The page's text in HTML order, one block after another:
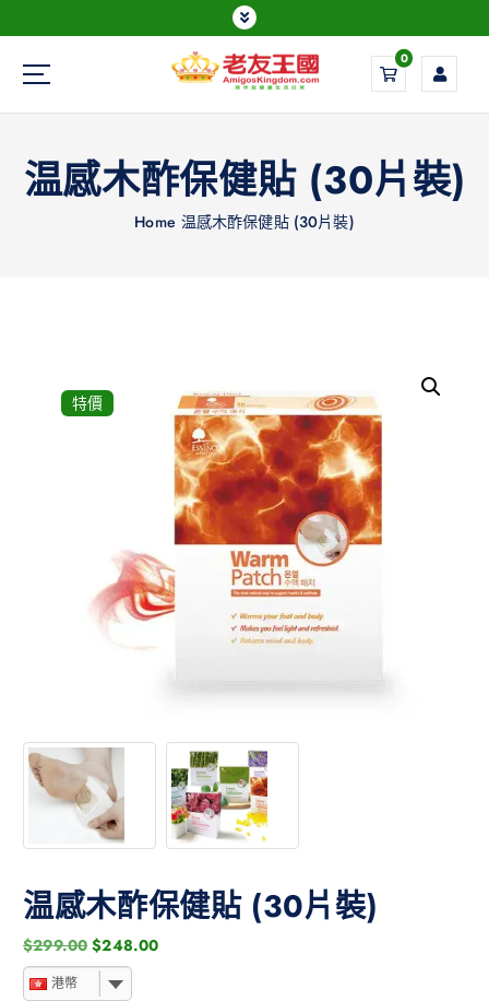
Everything is possible
0
温感木酢保健貼 (30片裝)
Home 温感木酢保健貼 (30片裝)
特價
温感木酢保健貼 (30片裝)
$299.00 $248.00
港幣